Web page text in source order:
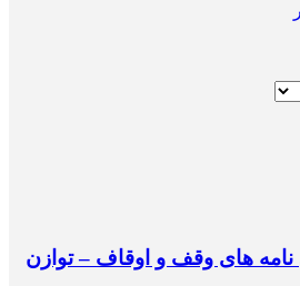
نامه های وقف و اوقاف – توازن